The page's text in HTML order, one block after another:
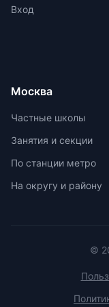
свои навыки и
соревнований,
тренировочные
интенсивные
индивидуальные
Участие в
новый опыт,
Вход
Москва
Частные школы
Занятия и секции
По станции метро
На округу и району
©